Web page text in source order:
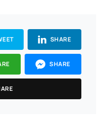
SHARE
SHARE